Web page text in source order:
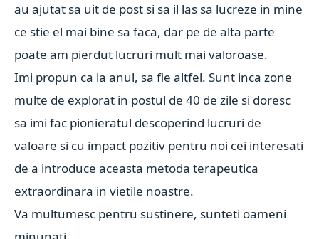
au ajutat sa uit de post si sa il las sa lucreze in mine
ce stie el mai bine sa faca, dar pe de alta parte
poate am pierdut lucruri mult mai valoroase.
Imi propun ca la anul, sa fie altfel. Sunt inca zone
multe de explorat in postul de 40 de zile si doresc
sa imi fac pionieratul descoperind lucruri de
valoare si cu impact pozitiv pentru noi cei interesati
de a introduce aceasta metoda terapeutica
extraordinara in vietile noastre.
Va multumesc pentru sustinere, sunteti oameni